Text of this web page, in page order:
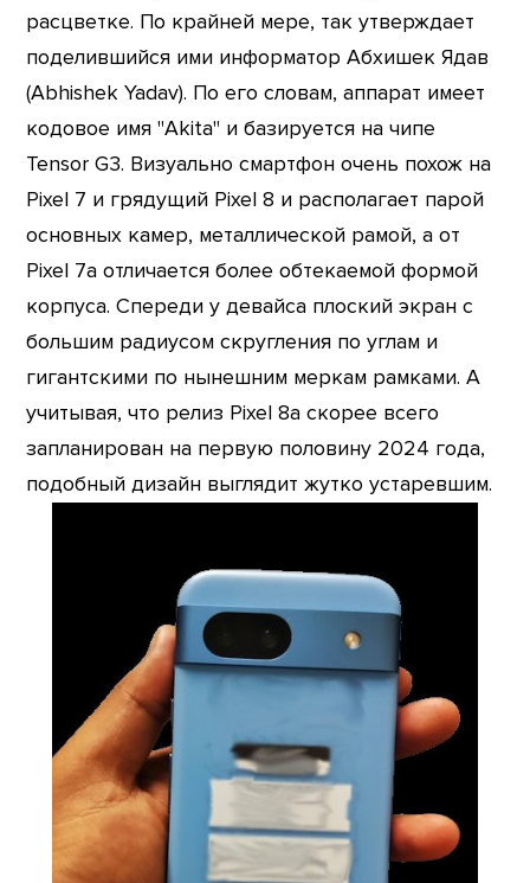
расцветке. По крайней мере, так утверждает
поделившийся ими информатор Абхишек Ядав
(Abhishek Yadav). По его словам, аппарат имеет
кодовое имя "Akita" и базируется на чипе
Tensor G3. Визуально смартфон очень похож на
Pixel 7 и грядущий Pixel 8 и располагает парой
основных камер, металлической рамой, а от
Pixel 7a отличается более обтекаемой формой
корпуса. Спереди у девайса плоский экран с
большим радиусом скругления по углам и
гигантскими по нынешним меркам рамками. А
учитывая, что релиз Pixel 8a скорее всего
запланирован на первую половину 2024 года,
подобный дизайн выглядит жутко устаревшим.